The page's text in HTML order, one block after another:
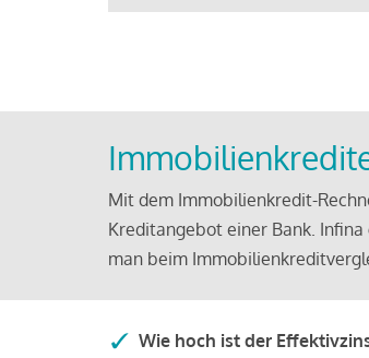
Mit dem Immobilienkredit-
Kreditangebot einer Bank.
man beim
Wie hoch ist der